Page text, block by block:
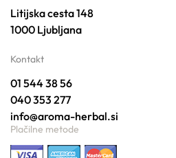
Litijska cesta 148
1000 Ljubljana
Kontakt
01 544 38 56
040 353 277
info@aroma-herbal.si
Plačilne metode